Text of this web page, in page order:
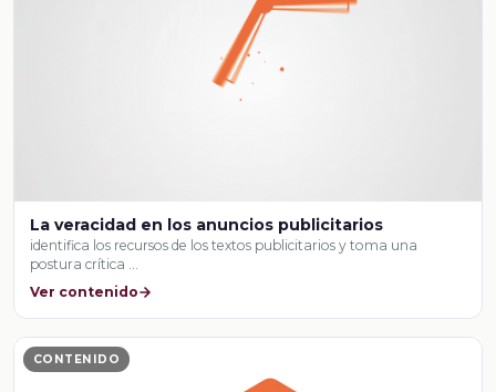
La veracidad en los anuncios publicitarios
identifica los recursos de los textos publicitarios y toma una
postura crítica …
Ver contenido
CONTENIDO